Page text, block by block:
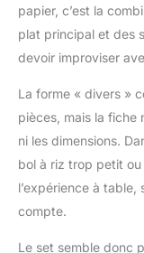
papier, c’est la
plat principal et des
devoir improviser
La forme « divers »
pièces, mais la fiche
ni les dimensions.
bol à riz trop petit
l’expérience à table,
compte.
Le set semble donc